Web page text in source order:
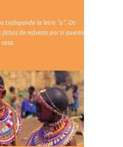
trabajando la letra "u". Os
de refuerzo por si queréis